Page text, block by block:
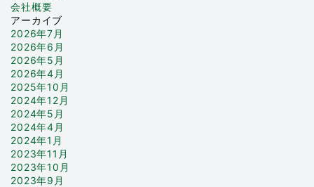
会社概要
アーカイブ
2026年7月
2026年6月
2026年5月
2026年4月
2025年10月
2024年12月
2024年5月
2024年4月
2024年1月
2023年11月
2023年10月
2023年9月